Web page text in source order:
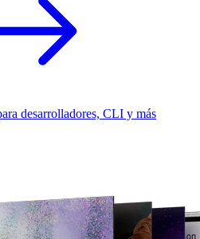
desarrolladores, CLI y más